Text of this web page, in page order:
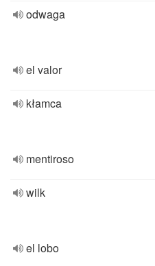
odwaga
el valor
kłamca
mentiroso
wilk
el lobo